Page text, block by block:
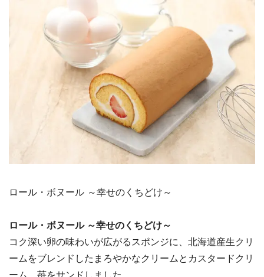
ロール・ボヌール ～幸せのくちどけ～
ロール・ボヌール ～幸せのくちどけ～
コク深い卵の味わいが広がるスポンジに、北海道産生クリ
ームをブレンドしたまろやかなクリームとカスタードクリ